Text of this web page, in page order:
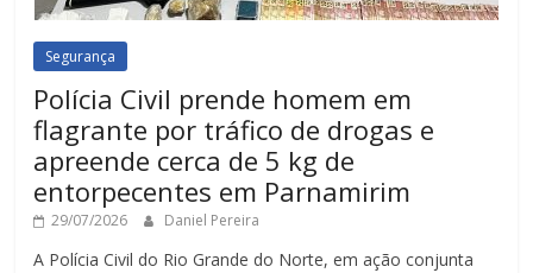
Segurança
Polícia Civil prende homem em
flagrante por tráfico de drogas e
apreende cerca de 5 kg de
entorpecentes em Parnamirim
29/07/2026 Daniel Pereira
A Polícia Civil do Rio Grande do Norte, em ação conjunta